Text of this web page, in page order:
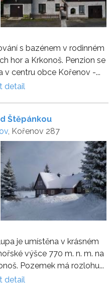
s bazénem v rodinném
hor a Krkonoš. Penzion se
v centru obce Kořenov -...
detail
Štěpánkou
, Kořenov 287
je umístěna v krásném
výšce 770 m. n. m. na
Pozemek má rozlohu...
detail